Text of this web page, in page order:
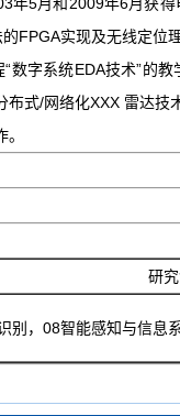
FPGA实现及无线定位
数字系统EDA技术”的
布式/网络化XXX 雷达技
研
别，08智能感知与信息